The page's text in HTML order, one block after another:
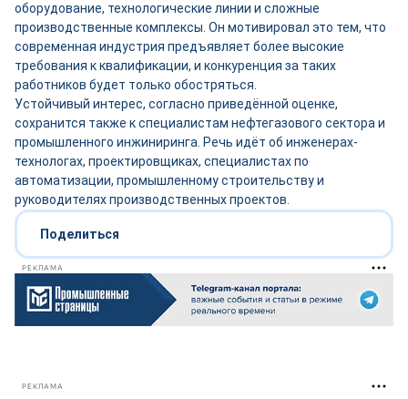
оборудование, технологические линии и сложные
производственные комплексы. Он мотивировал это тем, что
современная индустрия предъявляет более высокие
требования к квалификации, и конкуренция за таких
работников будет только обостряться.
Устойчивый интерес, согласно приведённой оценке,
сохранится также к специалистам нефтегазового сектора и
промышленного инжиниринга. Речь идёт об инженерах-
технологах, проектировщиках, специалистах по
автоматизации, промышленному строительству и
руководителях производственных проектов.
Поделиться
РЕКЛАМА
РЕКЛАМА